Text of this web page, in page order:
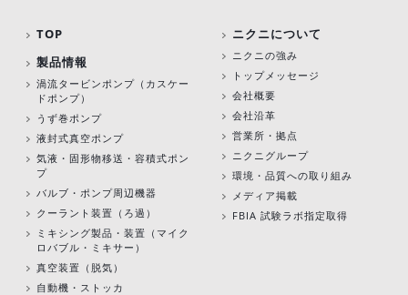
TOP
製品情報
渦流タービンポンプ （カスケー
ドポンプ）
うず巻ポンプ
液封式真空ポンプ
気液・固形物移送・容積式ポン
プ
バルブ・ポンプ周辺機器
クーラント装置（ろ過）
ミキシング製品・装置（マイク
ロバブル・ミキサー）
真空装置（脱気）
自動機・ストッカ
ニクニについて
ニクニの強み
トップメッセージ
会社概要
会社沿革
営業所・拠点
ニクニグループ
環境・品質への取り組み
メディア掲載
FBIA 試験ラボ指定取得